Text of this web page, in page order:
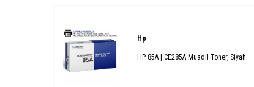
Hp
HP 85A | CE285A Muadil Toner, Siyah